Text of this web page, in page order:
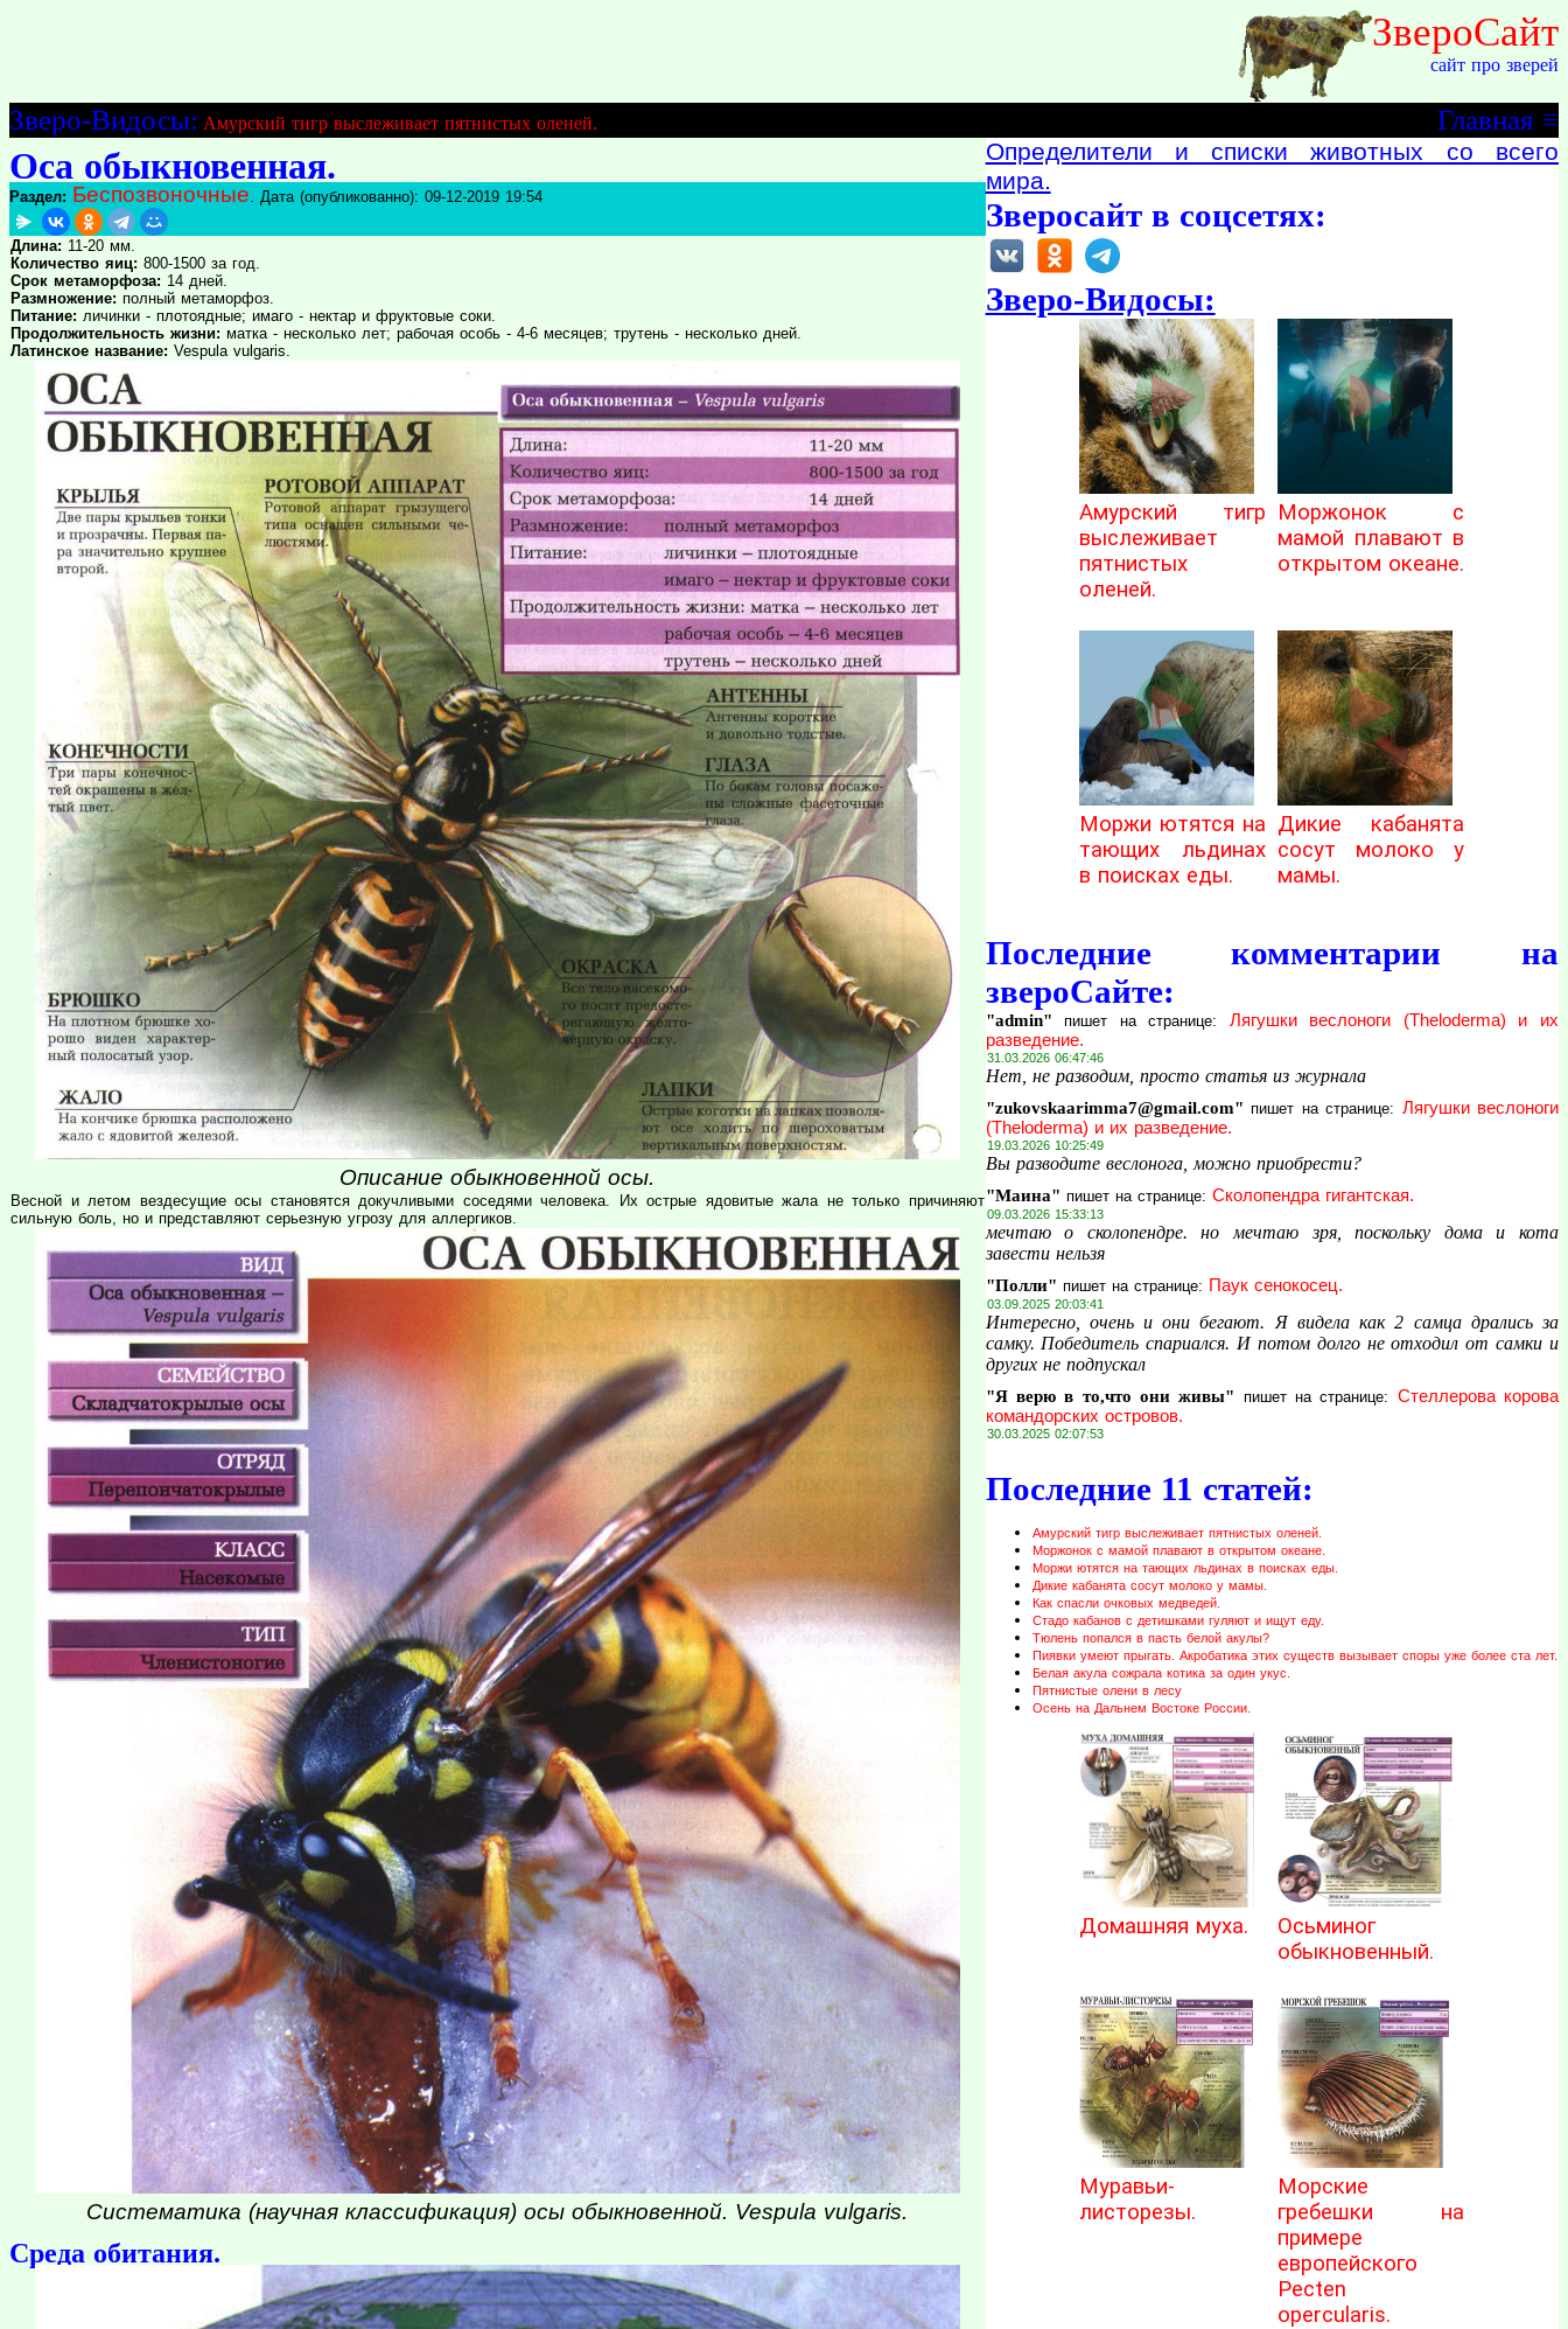
ЗвероСайт
сайт про зверей
≡
Главная
Зверо-Видосы: Амурский тигр выслеживает пятнистых оленей.
Оса обыкновенная.
Раздел: Беспозвоночные. Дата (опубликованно): 09-12-2019 19:54
Длина: 11-20 мм.
Количество яиц: 800-1500 за год.
Срок метаморфоза: 14 дней.
Размножение: полный метаморфоз.
Питание: личинки - плотоядные; имаго - нектар и фруктовые соки.
Продолжительность жизни: матка - несколько лет; рабочая особь - 4-6 месяцев; трутень - несколько дней.
Латинское название: Vespula vulgaris.
Описание обыкновенной осы.
Весной и летом вездесущие осы становятся докучливыми соседями человека. Их острые ядовитые жала не только причиняют
сильную боль, но и представляют серьезную угрозу для аллергиков.
Систематика (научная классификация) осы обыкновенной. Vespula vulgaris.
Среда обитания.
Определители и списки животных со всего
мира.
Зверосайт в соцсетях:
Зверо-Видосы:
Амурский тигр
выслеживает
пятнистых
оленей.
Моржонок с
мамой плавают в
открытом океане.
Моржи ютятся на
тающих льдинах
в поисках еды.
Дикие кабанята
сосут молоко у
мамы.
Последние комментарии на
звероСайте:
"admin" пишет на странице: Лягушки веслоноги (Theloderma) и их
разведение.
31.03.2026 06:47:46
Нет, не разводим, просто статья из журнала
"zukovskaarimma7@gmail.com" пишет на странице: Лягушки веслоноги
(Theloderma) и их разведение.
19.03.2026 10:25:49
Вы разводите веслонога, можно приобрести?
"Маина" пишет на странице: Сколопендра гигантская.
09.03.2026 15:33:13
мечтаю о сколопендре. но мечтаю зря, поскольку дома и кота
завести нельзя
"Полли" пишет на странице: Паук сенокосец.
03.09.2025 20:03:41
Интересно, очень и они бегают. Я видела как 2 самца дрались за
самку. Победитель спариался. И потом долго не отходил от самки и
других не подпускал
"Я верю в то,что они живы" пишет на странице: Стеллерова корова
командорских островов.
30.03.2025 02:07:53
Последние 11 статей:
Амурский тигр выслеживает пятнистых оленей.
Моржонок с мамой плавают в открытом океане.
Моржи ютятся на тающих льдинах в поисках еды.
Дикие кабанята сосут молоко у мамы.
Как спасли очковых медведей.
Стадо кабанов с детишками гуляют и ищут еду.
Тюлень попался в пасть белой акулы?
Пиявки умеют прыгать. Акробатика этих существ вызывает споры уже более ста лет.
Белая акула сожрала котика за один укус.
Пятнистые олени в лесу
Осень на Дальнем Востоке России.
Домашняя муха.
Осьминог
обыкновенный.
Муравьи-
листорезы.
Морские
гребешки на
примере
европейского
Pecten
opercularis.